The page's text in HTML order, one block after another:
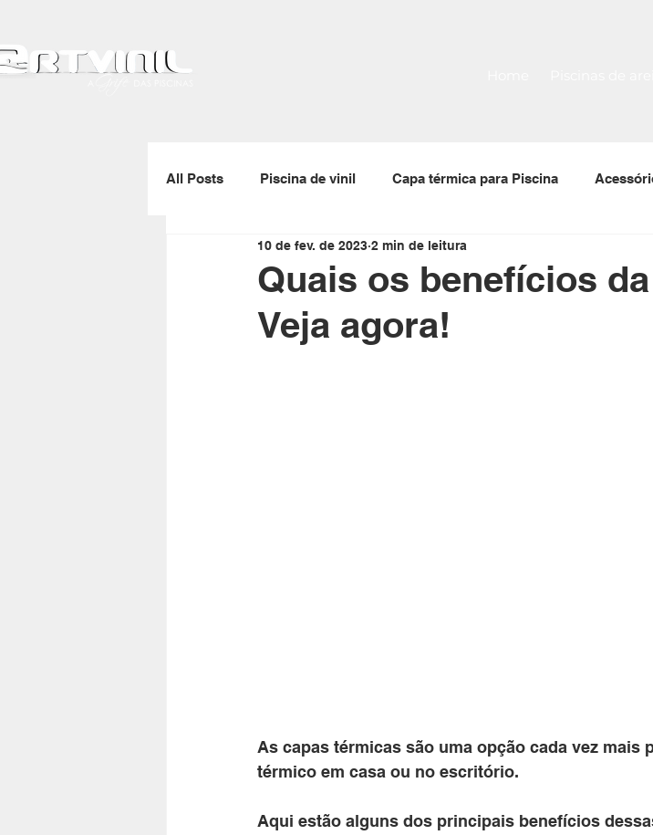
All Posts Piscina de vinil Capa térmica para Piscina
Gerador de ozônio Skimmer para piscinas
Enrolador de capas térmicas Tela Armada
Quais os benefícios
Veja agora!
10 de fev. de 2023 2 min de leitura
As capas térmicas são uma opção cada vez mais
térmico em casa ou no escritório.
Aqui estão alguns dos principais benefícios